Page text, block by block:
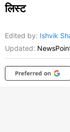
लिस्ट
Edited by: Ishvik
Updated: